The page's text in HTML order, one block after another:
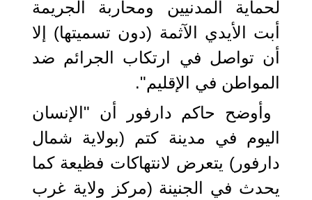
لحماية المدنيين ومحاربة الجريمة
أبت الأيدي الآثمة (دون تسميتها) إلا
أن تواصل في ارتكاب الجرائم ضد
المواطن في الإقليم".
وأوضح حاكم دارفور أن "الإنسان
اليوم في مدينة كتم (بولاية شمال
دارفور) يتعرض لانتهاكات فظيعة كما
يحدث في الجنينة (مركز ولاية غرب